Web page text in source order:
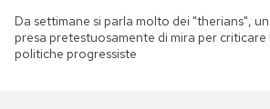
Da settimane si parla molto dei "therians",
presa pretestuosamente di mira per criticare
politiche progressiste